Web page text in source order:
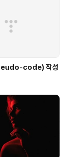
code) 작성